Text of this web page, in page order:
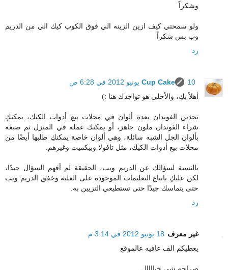
وشكراً
ولو سمحتي كيف ازين الزينه الي فوق الكوب كيك الي من الدريم
وب بس شكراً
رد
Cup Cake
10 يونيو 2012 في 6:28 ص
أهلاً بكِ، والأحلى هو تواجدك هنا :)
تجدين الفوندان بعدة ألوان في محلات بيع أدوات الكيك، يمكنكِ
شراء الفوندان ملون جاهز، أو يمكنك عمله في المنزل ثم صبغه
بألوان الجل الشبه سائلة، وهي ألوان خاصة يمكنكِ طلبها أيضًا من
محلات بيع أدوات الكيك، مثل تافولا وبيكميت وغيرهم.
بالنسبة لسؤالك عن الدريم ويب، الحقيقة لم أفهم السؤال جيدًا،
لكن عليكِ باتباع التعليمات الموجودة على العلبة وخفق الدريم ويب
حتى يتماسك جيدًا حتى تستطيعي التزيين به.
رد
غير معرف 18 يونيو 2012 في 3:14 م
يعطيكم الف عافيه عالموقع